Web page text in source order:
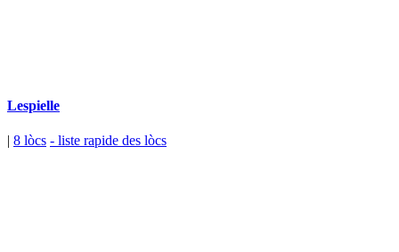
Lespielle
| 8 lòcs - liste rapide des lòcs